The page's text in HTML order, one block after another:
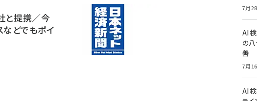
と提携／今
などでもポイ
7月
AI検
の
善
7月
AI検